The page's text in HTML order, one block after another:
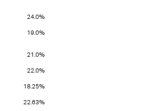
24.0%
19.0%
21.0%
22.0%
18.25%
22.63%